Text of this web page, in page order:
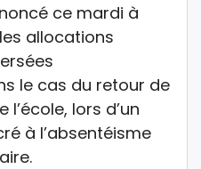
ce mardi à
allocations
le cas du retour de
l’école, lors d’un
à l’absentéisme